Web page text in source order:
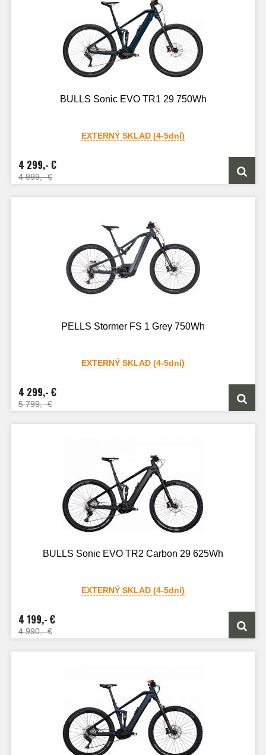
BULLS Sonic EVO TR1 29 750Wh
EXTERNÝ SKLAD (4-5dní)
4 299,- €
4 999,- €
PELLS Stormer FS 1 Grey 750Wh
EXTERNÝ SKLAD (4-5dní)
4 299,- €
5 799,- €
BULLS Sonic EVO TR2 Carbon 29 625Wh
EXTERNÝ SKLAD (4-5dní)
4 199,- €
4 990,- €